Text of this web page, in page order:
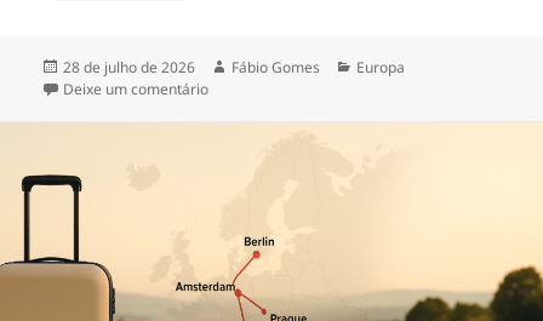
Publicado
em
28 de julho de 2026 Autor
Fábio Gomes Categorias
Europa
Deixe um comentárioem Seguro viagem na Europa: é obrigatório?